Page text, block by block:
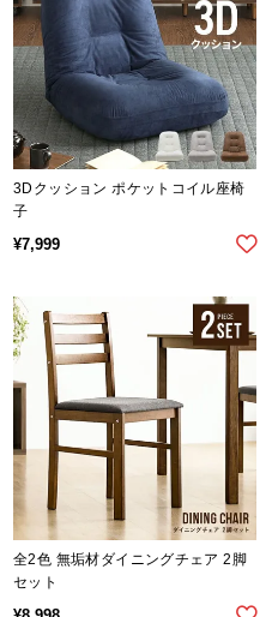
3Dクッション ポケットコイル座椅
子
¥7,999
全2色 無垢材ダイニングチェア 2脚
セット